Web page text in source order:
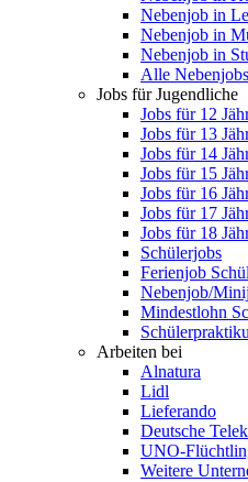
Nebenjob in
Nebenjob in
Nebenjob in
Alle Nebenjobs
Jobs für Jugendliche
Jobs für 12
Jobs für 13
Jobs für 14
Jobs für 15
Jobs für 16
Jobs für 17
Jobs für 18
Schülerjobs
Ferienjob
Nebenjob/
Mindestlohn
Arbeiten bei
Alnatura
Lidl
Lieferando
Deutsche
UNO-
Weitere